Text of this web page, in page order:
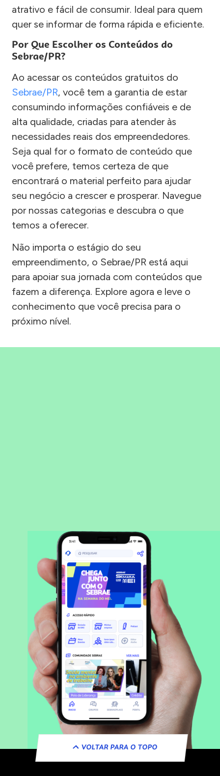
atrativo e fácil de consumir. Ideal para quem
quer se informar de forma rápida e eficiente.
Por Que Escolher os Conteúdos do
Sebrae/PR?
Ao acessar os conteúdos gratuitos do
Sebrae/PR, você tem a garantia de estar
consumindo informações confiáveis e de
alta qualidade, criadas para atender às
necessidades reais dos empreendedores.
Seja qual for o formato de conteúdo que
você prefere, temos certeza de que
encontrará o material perfeito para ajudar
seu negócio a crescer e prosperar. Navegue
por nossas categorias e descubra o que
temos a oferecer.
Não importa o estágio do seu
empreendimento, o Sebrae/PR está aqui
para apoiar sua jornada com conteúdos que
fazem a diferença. Explore agora e leve o
conhecimento que você precisa para o
próximo nível.
VOLTAR PARA O TOPO